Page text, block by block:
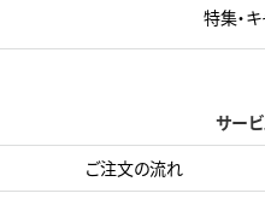
特集・
サー
ご注文の流れ